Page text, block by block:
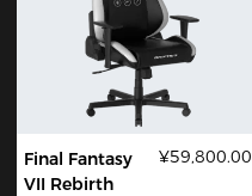
Final Fantasy
VII Rebirth
¥59,800.00